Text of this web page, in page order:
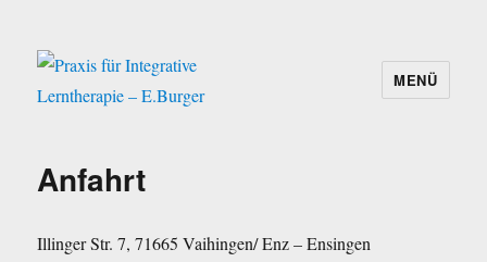
E.Burger
MENÜ
Anfahrt
Illinger Str. 7, 71665 Vaihingen/ Enz – Ensingen